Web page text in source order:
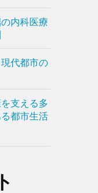
内科医療
代都市の
支える多
都市生活